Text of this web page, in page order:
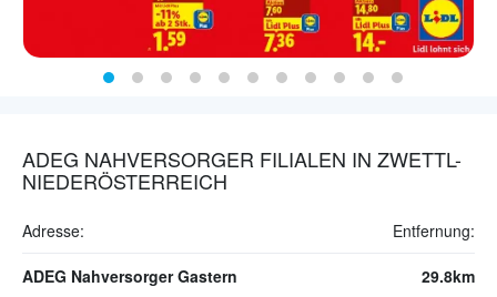
ADEG NAHVERSORGER FILIALEN IN ZWETTL-
NIEDERÖSTERREICH
Adresse: Entfernung:
ADEG Nahversorger Gastern 29.8km